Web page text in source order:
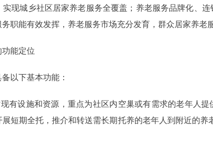
现城乡社区居家养老服务全覆盖；养老服务品牌化、
职能有效发挥，养老服务市场充分发育，群众居家养老
能定位
以下基本功能：
设施和资源，重点为社区内空巢或有需求的老年人提
短期全托，推介和转送需长期托养的老年人到附近的养